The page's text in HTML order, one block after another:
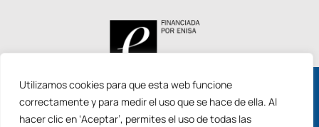
Utilizamos cookies para que esta web funcione
correctamente y para medir el uso que se hace de ella. Al
hacer clic en ‘Aceptar’, permites el uso de todas las
Solicita las nuevas ayudas ACCIÓ 2026 para
arrancar con tus proyectos de IA.